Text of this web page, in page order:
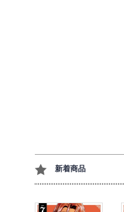
新着商品